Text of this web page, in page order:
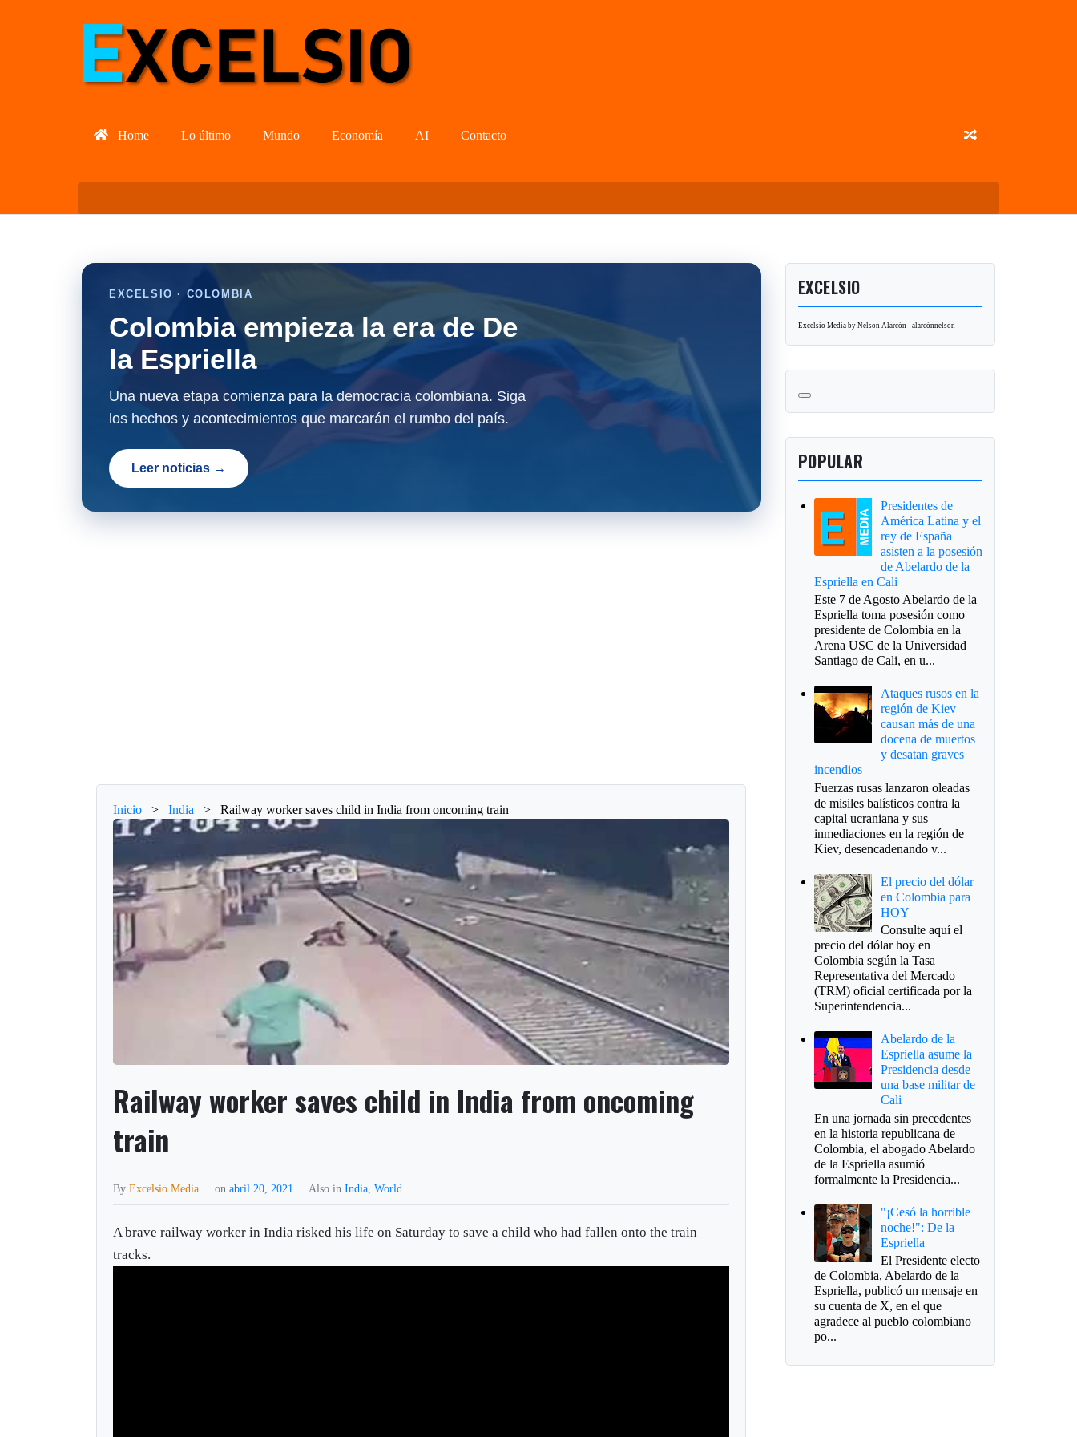
Home Lo último Mundo Economía AI Contacto
EXCELSIO · COLOMBIA
Colombia empieza la era de De
la Espriella
Una nueva etapa comienza para la democracia colombiana. Siga
los hechos y acontecimientos que marcarán el rumbo del país.
Leer noticias →
Inicio > India > Railway worker saves child in India from oncoming train
Railway worker saves child in India from oncoming
train
ByExcelsio Media onabril 20, 2021 Also inIndia ,World
A brave railway worker in India risked his life on Saturday to save a child who had fallen onto the train
tracks.
EXCELSIO
Excelsio Media by Nelson Alarcón - alarcónnelson
POPULAR
Presidentes de
América Latina y el
rey de España
asisten a la posesión
de Abelardo de la
Espriella en Cali
Este 7 de Agosto Abelardo de la
Espriella toma posesión como
presidente de Colombia en la
Arena USC de la Universidad
Santiago de Cali, en u...
Ataques rusos en la
región de Kiev
causan más de una
docena de muertos
y desatan graves
incendios
Fuerzas rusas lanzaron oleadas
de misiles balísticos contra la
capital ucraniana y sus
inmediaciones en la región de
Kiev, desencadenando v...
El precio del dólar
en Colombia para
HOY
Consulte aquí el
precio del dólar hoy en
Colombia según la Tasa
Representativa del Mercado
(TRM) oficial certificada por la
Superintendencia...
Abelardo de la
Espriella asume la
Presidencia desde
una base militar de
Cali
En una jornada sin precedentes
en la historia republicana de
Colombia, el abogado Abelardo
de la Espriella asumió
formalmente la Presidencia...
"¡Cesó la horrible
noche!": De la
Espriella
El Presidente electo
de Colombia, Abelardo de la
Espriella, publicó un mensaje en
su cuenta de X, en el que
agradece al pueblo colombiano
po...